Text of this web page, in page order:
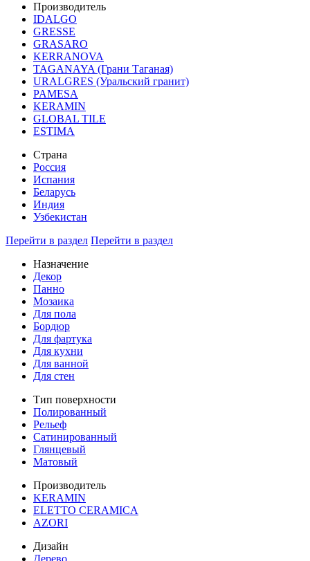
Производитель
IDALGO
GRESSE
GRASARO
KERRANOVA
TAGANAYA (Грани Таганая)
URALGRES (Уральский гранит)
PAMESA
KERAMIN
GLOBAL TILE
ESTIMA
Страна
Россия
Испания
Беларусь
Индия
Узбекистан
Перейти в раздел Перейти в раздел
Назначение
Декор
Панно
Мозаика
Для пола
Бордюр
Для фартука
Для кухни
Для ванной
Для стен
Тип поверхности
Полированный
Рельеф
Сатинированный
Глянцевый
Матовый
Производитель
KERAMIN
ELETTO CERAMICA
AZORI
Дизайн
Дерево